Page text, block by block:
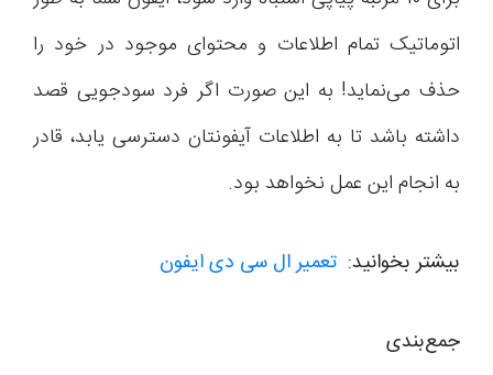
اتوماتیک تمام اطلاعات و محتوای موجود در خود را
حذف می‌نماید! به این صورت اگر فرد سودجویی قصد
داشته باشد تا به اطلاعات آیفونتان دسترسی یابد، قادر
به انجام این عمل نخواهد بود.
بیشتر بخوانید: تعمیر ال سی دی ایفون
جمع‌بندی